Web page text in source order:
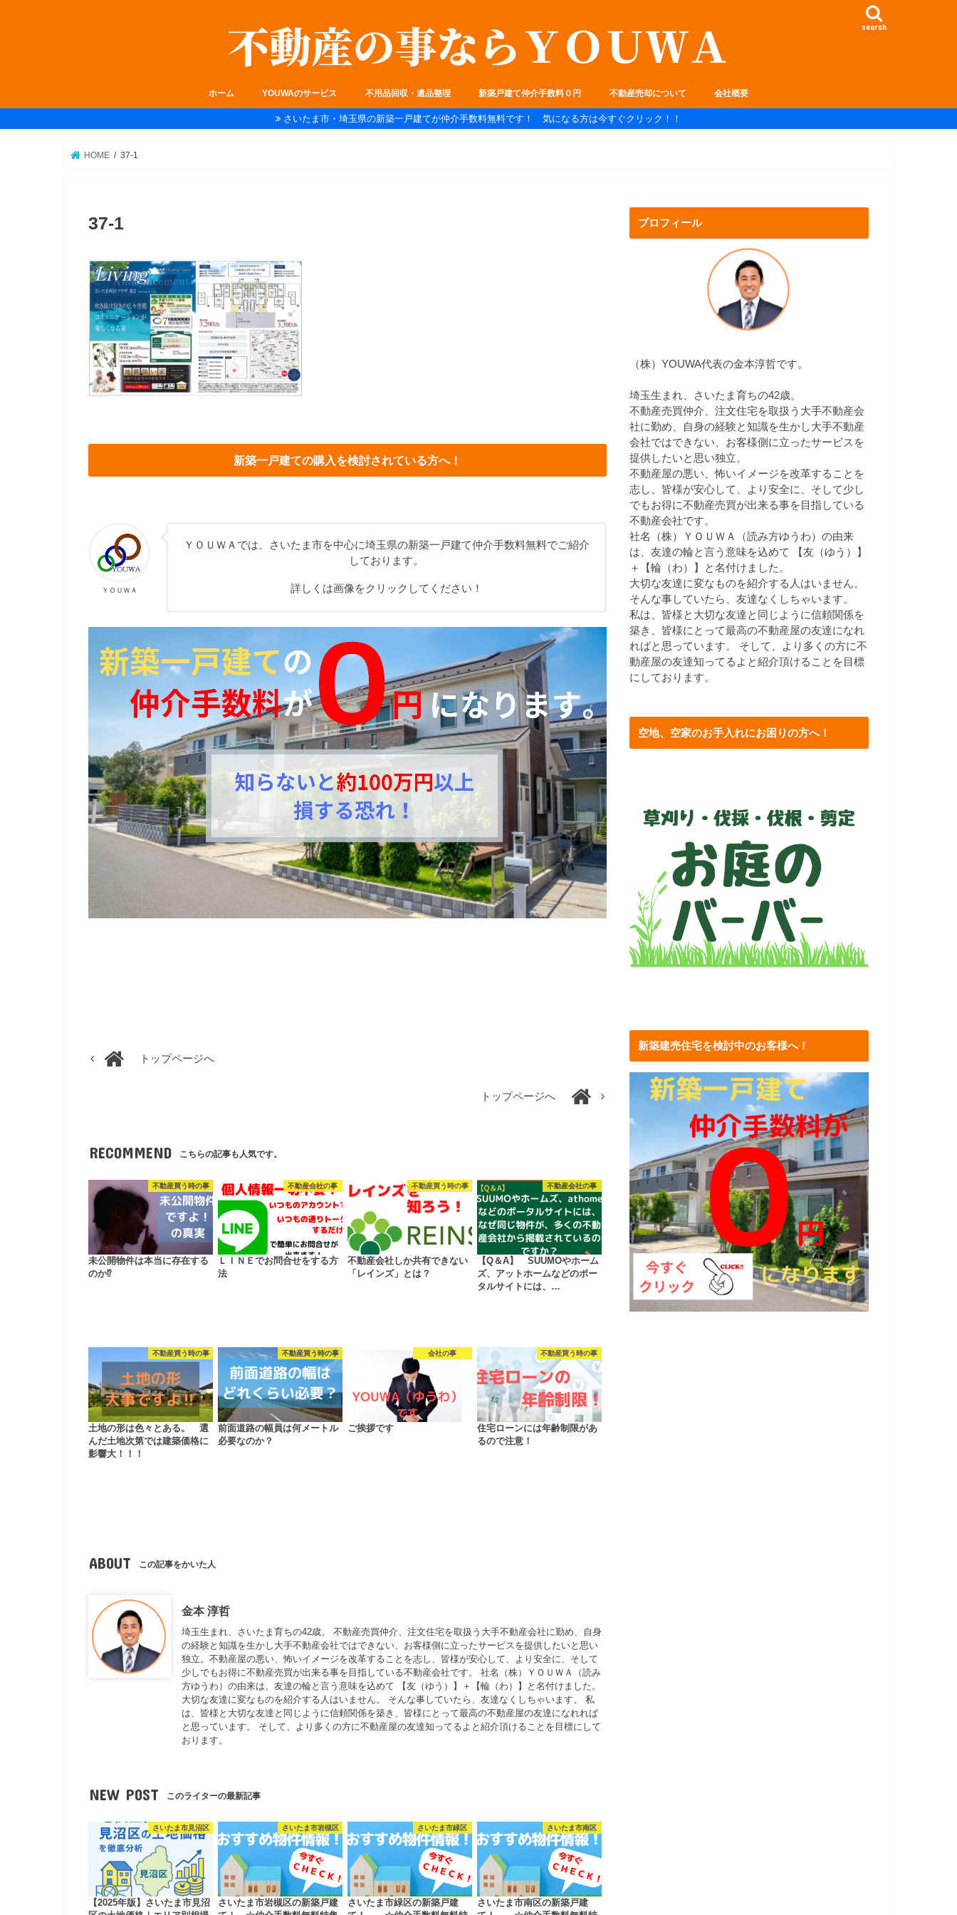
search
ホーム YOUWAのサービス 不用品回収・遺品整理 新築戸建て仲介手数料０円 不動産売却について 会社概要
さいたま市・埼玉県の新築一戸建てが仲介手数料無料です！ 気になる方は今すぐクリック！！
HOME 37-1
37-1
新築一戸建ての購入を検討されている方へ！
ＹＯＵＷＡ
ＹＯＵＷＡでは、さいたま市を中心に埼玉県の新築一戸建て仲介手数料無料でご紹介
しております。
詳しくは画像をクリックしてください！
トップページへ
トップページへ
RECOMMEND こちらの記事も人気です。
不動産買う時の事
未公開物件は本当に存在する
のか⁉
不動産会社の事
ＬＩＮＥでお問合せをする方
法
不動産買う時の事
不動産会社しか共有できない
「レインズ」とは？
不動産会社の事
【Q＆A】 SUUMOやホーム
ズ、アットホームなどのポー
タルサイトには、…
不動産買う時の事
土地の形は色々とある。 選
んだ土地次第では建築価格に
影響大！！！
不動産買う時の事
前面道路の幅員は何メートル
必要なのか？
会社の事
ご挨拶です
不動産買う時の事
住宅ローンには年齢制限があ
るので注意！
ABOUT この記事をかいた人
金本 淳哲
埼玉生まれ、さいたま育ちの42歳。 不動産売買仲介、注文住宅を取扱う大手不動産会社に勤め、自身
の経験と知識を生かし大手不動産会社ではできない、お客様側に立ったサービスを提供したいと思い
独立。不動産屋の悪い、怖いイメージを改革することを志し、皆様が安心して、より安全に、そして
少しでもお得に不動産売買が出来る事を目指している不動産会社です。 社名（株）ＹＯＵＷＡ（読み
方ゆうわ）の由来は、友達の輪と言う意味を込めて 【友（ゆう）】＋【輪（わ）】と名付けました。
大切な友達に変なものを紹介する人はいません。 そんな事していたら、友達なくしちゃいます。 私
は、皆様と大切な友達と同じように信頼関係を築き、皆様にとって最高の不動産屋の友達になれれば
と思っています。 そして、より多くの方に不動産屋の友達知ってるよと紹介頂けることを目標にして
おります。
NEW POST このライターの最新記事
さいたま市見沼区
【2025年版】さいたま市見沼
さいたま市岩槻区
さいたま市岩槻区の新築戸建
さいたま市緑区
さいたま市緑区の新築戸建
さいたま市南区
さいたま市南区の新築戸建
プロフィール
（株）YOUWA代表の金本淳哲です。
埼玉生まれ、さいたま育ちの42歳。
不動産売買仲介、注文住宅を取扱う大手不動産会
社に勤め、自身の経験と知識を生かし大手不動産
会社ではできない、お客様側に立ったサービスを
提供したいと思い独立。
不動産屋の悪い、怖いイメージを改革することを
志し、皆様が安心して、より安全に、そして少し
でもお得に不動産売買が出来る事を目指している
不動産会社です。
社名（株）ＹＯＵＷＡ（読み方ゆうわ）の由来
は、友達の輪と言う意味を込めて 【友（ゆう）】
＋【輪（わ）】と名付けました。
大切な友達に変なものを紹介する人はいません。
そんな事していたら、友達なくしちゃいます。
私は、皆様と大切な友達と同じように信頼関係を
築き、皆様にとって最高の不動産屋の友達になれ
ればと思っています。 そして、より多くの方に不
動産屋の友達知ってるよと紹介頂けることを目標
にしております。
空地、空家のお手入れにお困りの方へ！
新築建売住宅を検討中のお客様へ！